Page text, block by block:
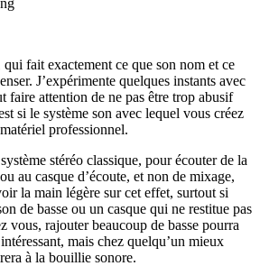
fait exactement ce que son nom et ce
J’expérimente quelques instants avec
faire attention de ne pas être trop abusif
si le système son avec lequel vous créez
professionnel.
stéréo classique, pour écouter de la
au casque d’écoute, et non de mixage,
la main légère sur cet effet, surtout si
de basse ou un casque qui ne restitue pas
vous, rajouter beaucoup de basse pourra
mais chez quelqu’un mieux
à la bouillie sonore.